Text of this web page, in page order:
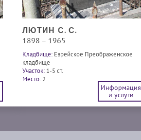
ЛЮТИН С. С.
1898 – 1965
Кладбище: Еврейское Преображенское
кладбище
Участок: 1-5 ст.
Место: 2
Информация
и услуги